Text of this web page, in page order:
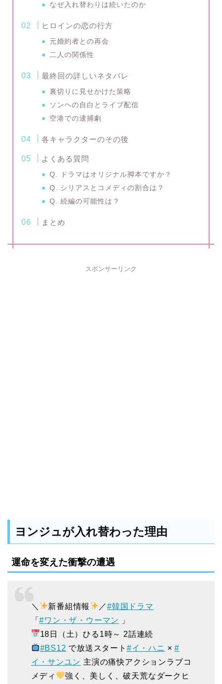
なぜ入れ替わりは続いたのか
ヒロインの恋の行方
元婚約者との再会
二人の関係性
最終回の詳しいネタバレ
裏切りに見せかけた策略
ソンヘの自白とライブ配信
空港での逮捕劇
各キャラクターのその後
よくある質問
Q. ドラマはオリジナル脚本ですか？
Q. シリアスとコメディの割合は？
Q. 続編の可能性は？
まとめ
スポンサーリンク
ヨンジュが入れ替わった理由
運命を変えた衝撃の遭遇
＼ 新番組情報 ／#韓国ドラマ
「#ワン・ザ・ウーマン
」
18日（土）ひる1時～ 2話連続
#BS12 で放送スタート #イ・ハニ ×#
イ・サンユン 主演の痛快アクションラブコ
メディ
強く、美しく、破天荒なダークヒ